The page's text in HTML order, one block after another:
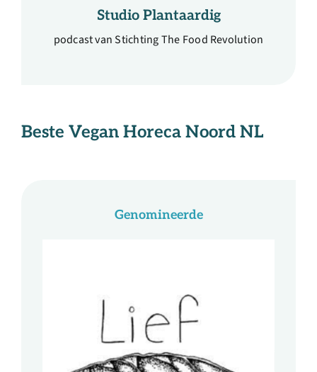
Studio Plantaardig
podcast van Stichting The Food Revolution
Beste Vegan Horeca Noord NL
Genomineerde